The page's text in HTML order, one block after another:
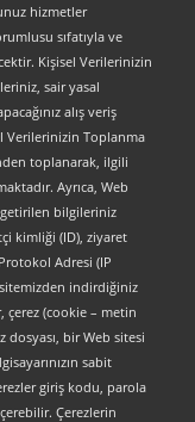
hizmetler
sıfatıyla ve
Kişisel Verilerinizin
sair yasal
alış veriş
Verilerinizin Toplanma
toplanarak, ilgili
Ayrıca, Web
getirilen bilgileriniz
kimliği (ID), ziyaret
Adresi (IP
sitemizden indirdiğiniz
(cookie – metin
dosyası, bir Web sitesi
sabit
giriş kodu, parola
Çerezlerin